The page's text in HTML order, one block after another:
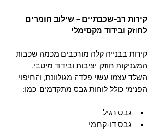
קירות רב-שכבתיים – שילוב חומרים
לחוזק ובידוד מקסימלי
קירות בבנייה קלה מורכבים מכמה שכבות
המעניקות חוזק, יציבות ובידוד מיטבי.
השלד עצמו עשוי פלדה מגולוונת, והחיפוי
הפנימי כולל לוחות גבס מתקדמים, כמו:
גבס רגיל
גבס דו-קרומי